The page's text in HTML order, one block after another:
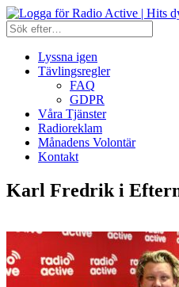
Lyssna igen
Tävlingsregler
FAQ
GDPR
Våra Tjänster
Radioreklam
Månadens Volontär
Kontakt
Karl Fredrik i